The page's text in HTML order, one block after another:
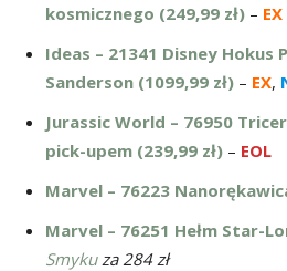
kosmicznego (249,99 zł) – EX
Ideas – 21341 Disney Hokus
Sanderson (1099,99 zł) – EX,
Jurassic World – 76950
pick-upem (239,99 zł) – EOL
Marvel – 76223
Marvel – 76251 Hełm Star-
Smykuza 284 zł